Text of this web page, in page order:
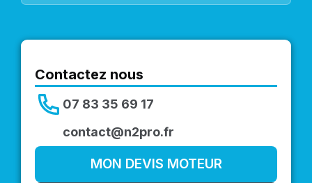
Contactez nous
07 83 35 69 17
contact@n2pro.fr
MON DEVIS MOTEUR